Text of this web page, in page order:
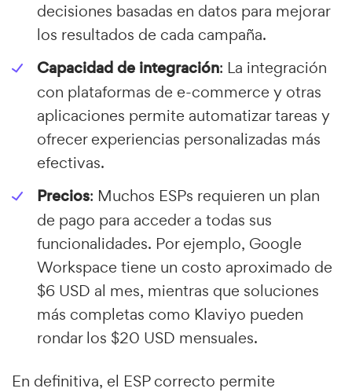
decisiones basadas en datos para mejorar
los resultados de cada campaña.
Capacidad de integración: La integración
con plataformas de e-commerce y otras
aplicaciones permite automatizar tareas y
ofrecer experiencias personalizadas más
efectivas.
Precios: Muchos ESPs requieren un plan
de pago para acceder a todas sus
funcionalidades. Por ejemplo, Google
Workspace tiene un costo aproximado de
$6 USD al mes, mientras que soluciones
más completas como Klaviyo pueden
rondar los $20 USD mensuales.
En definitiva, el ESP correcto permite